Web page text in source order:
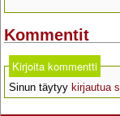
Kommentit
Kirjoita kommentti
Sinun täytyy kirjautua